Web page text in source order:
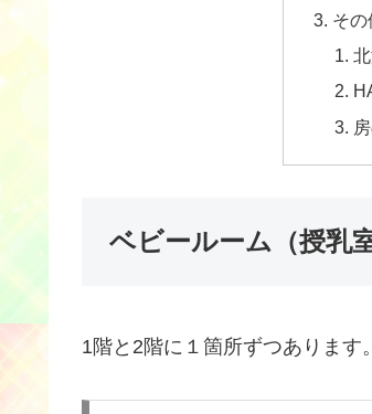
そ
ベビールーム（授乳
1階と2階に１箇所ずつあります。